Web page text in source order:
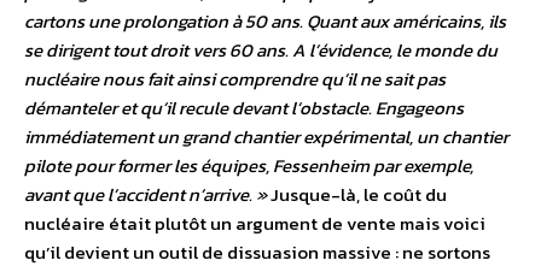
cartons une prolongation à 50 ans. Quant aux américains, ils
se dirigent tout droit vers 60 ans. A l’évidence, le monde du
nucléaire nous fait ainsi comprendre qu’il ne sait pas
démanteler et qu’il recule devant l’obstacle. Engageons
immédiatement un grand chantier expérimental, un chantier
pilote pour former les équipes, Fessenheim par exemple,
avant que l’accident n’arrive. »Jusque-là, le coût du
nucléaire était plutôt un argument de vente mais voici
qu’il devient un outil de dissuasion massive : ne sortons